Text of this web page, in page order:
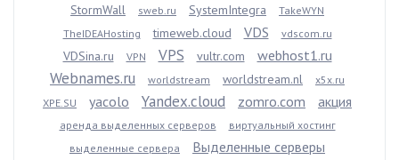
StormWall
sweb.ru SystemIntegra
TakeWYN
TheIDEAHosting
timeweb.cloud VDS vdscom.ru
VDSina.ru VPN VPS vultr.com webhost1.ru
Webnames.ru worldstream worldstream.nl
x5x.ru
XPE.SU
yacolo Yandex.cloud zomro.com акция
аренда выделенных серверов
виртуальный хостинг
выделенные сервера
Выделенные серверы